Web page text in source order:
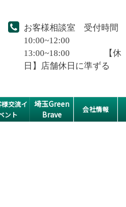
お客様相談室 受付時間
10:00~12:00
13:00~18:00 【休
日】店舗休日に準ずる
交流イ
ント
埼玉Green
Brave
会社情報